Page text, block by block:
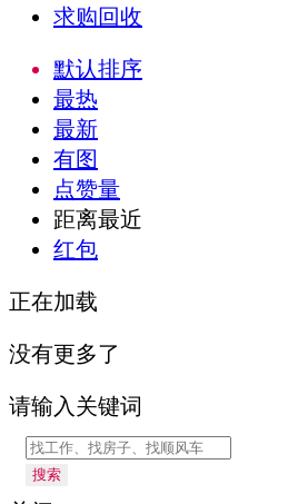
求购回收
默认排序
最热
最新
有图
点赞量
距离最近
红包
正在加载
没有更多了
请输入关键词
搜索